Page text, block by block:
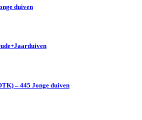
duiven
– 445 Jonge duiven